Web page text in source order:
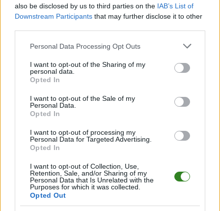
also be disclosed by us to third parties on the IAB’s List of
Downstream Participants that may further disclose it to other
Please note that this website/app uses one or more Google
not limited to your visit or usage behaviour. You may click to
grant or deny consent to Google and its third-party tags to
use your data for below specified purposes in below Google
consent section.
Personal Data Processing Opt Outs
I want to opt-out of the Sharing of my
personal data.
Opted In
I want to opt-out of the Sale of my
Personal Data.
Opted In
I want to opt-out of processing my
Personal Data for Targeted Advertising.
Opted In
I want to opt-out of Collection, Use,
Retention, Sale, and/or Sharing of my
Personal Data that Is Unrelated with the
Purposes for which it was collected.
Opted Out
10
Błękitni Zalesie 10 4
14-56
11
Leśnik Płazów 10 3 5-35
DRUŻYNA
Zalew Stary Lubliniec
31-14
Unia Łukawiec
Czarni Oleszyce
47-18
Tanew Wola Wielka
Roztocze Ruda Różaniecka
16-30
LKS Mołodycz
Walter Opaka